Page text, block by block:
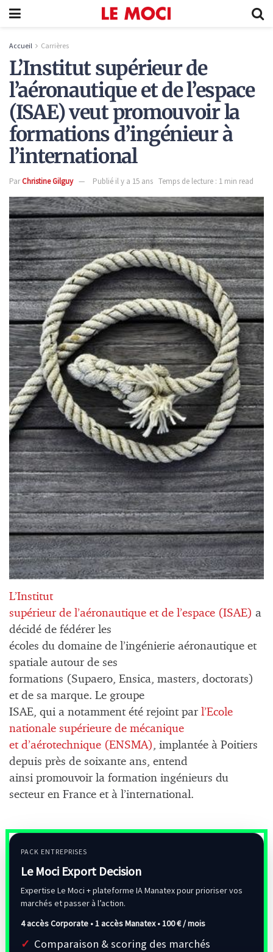
Accueil Carrières
L’Institut supérieur de
l’aéronautique et de l’espace
(ISAE) veut promouvoir la
formations d’ingénieur à
l’international
ParChristine Gilguy Publié il y a 15 ans Temps de lecture : 1 min read
L’Institut
supérieur de l’aéronautique et de l’espace (ISAE) a
décidé de fédérer les
écoles du domaine de l’ingénierie aéronautique et
spatiale autour de ses
formations (Supaero, Ensica, masters, doctorats)
et de sa marque. Le groupe
ISAE, qui a notamment été rejoint par l’Ecole
nationale supérieure de mécanique
et d’aérotechnique (ENSMA), implantée à Poitiers
depuis près de soixante ans, entend
ainsi promouvoir la formation ingénieurs du
secteur en France et à l’international.
PACK ENTREPRISES
Le Moci Export Decision
Expertise Le Moci + plateforme IA Manatex pour prioriser vos
marchés et passer à l’action.
4 accès Corporate • 1 accès Manatex •100 € / mois
Comparaison & scoring des marchés